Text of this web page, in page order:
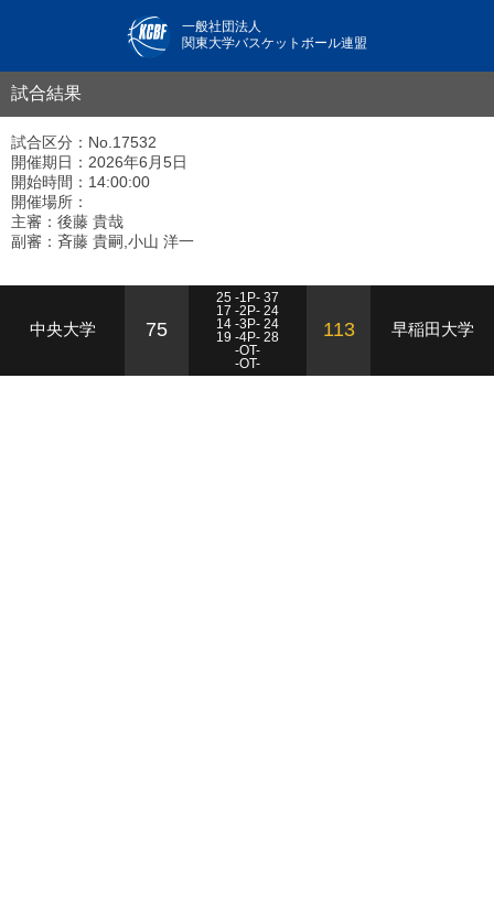
一般社団法人
関東大学バスケットボール連盟
試合結果
試合区分：No.17532
開催期日：2026年6月5日
開始時間：14:00:00
開催場所：
主審：後藤 貴哉
副審：斉藤 貴嗣,小山 洋一
中央大学 75
25 -1P- 37
17 -2P- 24
14 -3P- 24
19 -4P- 28
-OT-
-OT-
113 早稲田大学